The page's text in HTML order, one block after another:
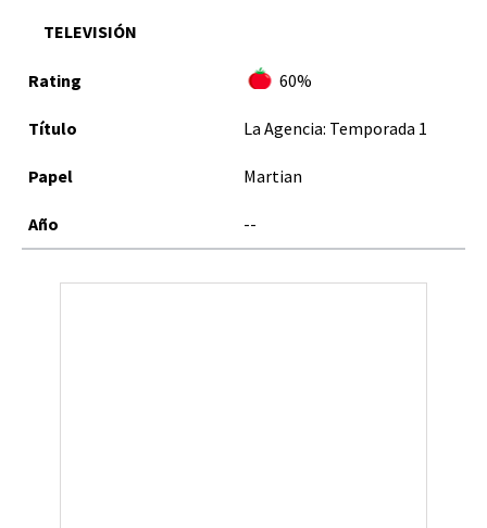
TELEVISIÓN
60%
La Agencia: Temporada 1
Martian
--